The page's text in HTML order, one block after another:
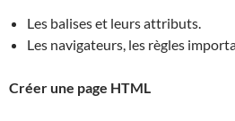
Les balises et leurs attributs.
Les navigateurs, les règles
Créer une page HTML